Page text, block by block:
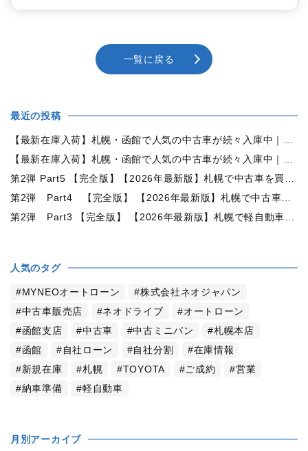
一覧に戻る
最近の投稿
人気のタグ
MYNEOオートローン
株式会社ネオジャパン
中古車販売店
ネオドライブ
オートローン
函館支店
中古車 中古ミニバン
札幌本店
函館
自社ローン 自社分割
在庫情報
新規在庫
札幌 TOYOTA ご成約
営業
納車準備
軽自動車
月別アーカイブ